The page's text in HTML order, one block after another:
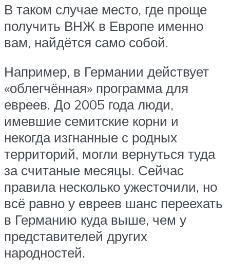
В таком случае место, где проще
получить ВНЖ в Европе именно
вам, найдётся само собой.
Например, в Германии действует
«облегчённая» программа для
евреев. До 2005 года люди,
имевшие семитские корни и
некогда изгнанные с родных
территорий, могли вернуться туда
за считаные месяцы. Сейчас
правила несколько ужесточили, но
всё равно у евреев шанс переехать
в Германию куда выше, чем у
представителей других
народностей.